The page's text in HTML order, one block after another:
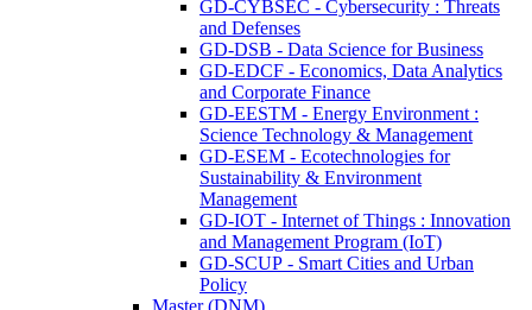
GD-CYBSEC - Cybersecurity : Threats
and Defenses
GD-DSB - Data Science for Business
GD-EDCF - Economics, Data Analytics
and Corporate Finance
GD-EESTM - Energy Environment :
Science Technology & Management
GD-ESEM - Ecotechnologies for
Sustainability & Environment
Management
GD-IOT - Internet of Things : Innovation
and Management Program (IoT)
GD-SCUP - Smart Cities and Urban
Policy
Master (DNM)